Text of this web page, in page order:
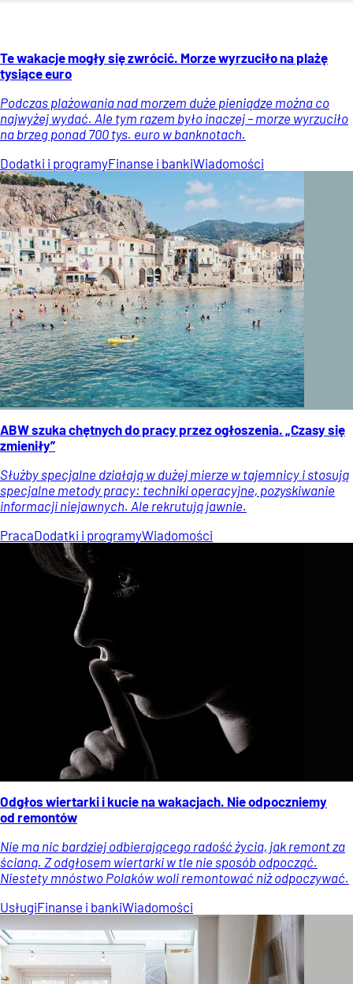
Te wakacje mogły się zwrócić. Morze wyrzuciło na plażę
tysiące euro
Podczas plażowania nad morzem duże pieniądze można co
najwyżej wydać. Ale tym razem było inaczej – morze wyrzuciło
na brzeg ponad 700 tys. euro w banknotach.
Dodatki i programyFinanse i bankiWiadomości
ABW szuka chętnych do pracy przez ogłoszenia. „Czasy się
zmieniły”
Służby specjalne działają w dużej mierze w tajemnicy i stosują
specjalne metody pracy: techniki operacyjne, pozyskiwanie
informacji niejawnych. Ale rekrutują jawnie.
PracaDodatki i programyWiadomości
Odgłos wiertarki i kucie na wakacjach. Nie odpoczniemy
od remontów
Nie ma nic bardziej odbierającego radość życia, jak remont za
ścianą. Z odgłosem wiertarki w tle nie sposób odpocząć.
Niestety mnóstwo Polaków woli remontować niż odpoczywać.
UsługiFinanse i bankiWiadomości